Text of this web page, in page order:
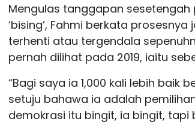
Mengulas tanggapan sesetengah
‘bising’, Fahmi berkata
terhenti atau tergendala
pernah dilihat pada 2019, iaitu
“Bagi saya ia 1,000 kali lebih baik
setuju bahawa ia adalah
demokrasi itu bingit, ia bingit, tapi